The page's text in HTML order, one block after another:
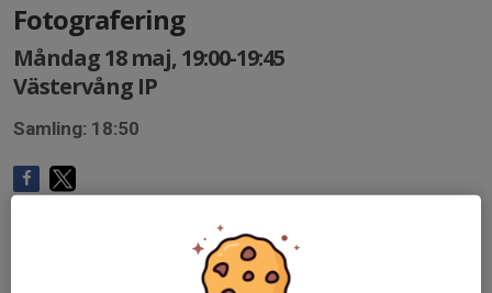
Fotografering
Måndag 18 maj, 19:00-19:45
Västervång IP
Samling: 18:50